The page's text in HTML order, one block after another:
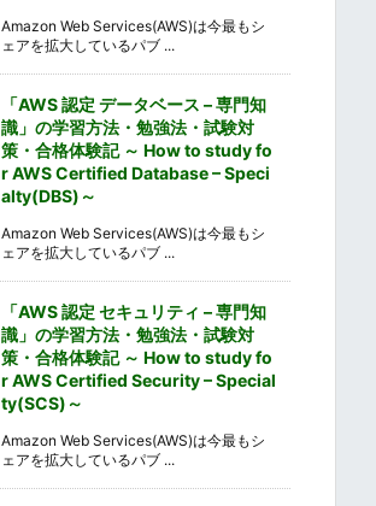
Amazon Web Services(AWS)は今最もシ
ェアを拡大しているパブ ...
「AWS 認定 データベース – 専門知
識」の学習方法・勉強法・試験対
策・合格体験記 ～ How to study fo
r AWS Certified Database – Speci
alty(DBS)～
Amazon Web Services(AWS)は今最もシ
ェアを拡大しているパブ ...
「AWS 認定 セキュリティ – 専門知
識」の学習方法・勉強法・試験対
策・合格体験記 ～ How to study fo
r AWS Certified Security – Special
ty(SCS)～
Amazon Web Services(AWS)は今最もシ
ェアを拡大しているパブ ...